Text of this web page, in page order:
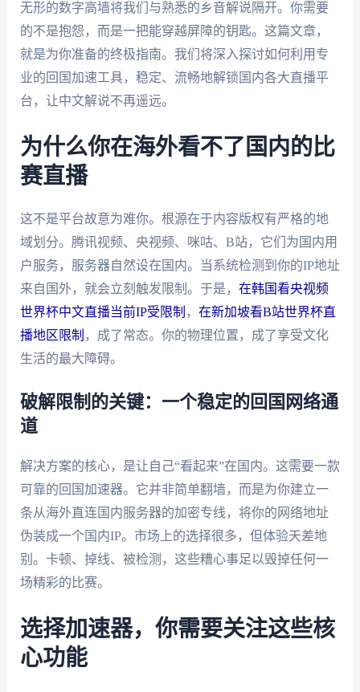
无形的数字高墙将我们与熟悉的乡音解说隔开。你需要
的不是抱怨，而是一把能穿越屏障的钥匙。这篇文章，
就是为你准备的终极指南。我们将深入探讨如何利用专
业的回国加速工具，稳定、流畅地解锁国内各大直播平
台，让中文解说不再遥远。
为什么你在海外看不了国内的比
赛直播
这不是平台故意为难你。根源在于内容版权有严格的地
域划分。腾讯视频、央视频、咪咕、B站，它们为国内用
户服务，服务器自然设在国内。当系统检测到你的IP地址
来自国外，就会立刻触发限制。于是， 在韩国看央视频
世界杯中文直播当前IP受限制 ， 在新加坡看B站世界杯直
播地区限制 ，成了常态。你的物理位置，成了享受文化
生活的最大障碍。
破解限制的关键：一个稳定的回国网络通
道
解决方案的核心，是让自己“看起来”在国内。这需要一款
可靠的回国加速器。它并非简单翻墙，而是为你建立一
条从海外直连国内服务器的加密专线，将你的网络地址
伪装成一个国内IP。市场上的选择很多，但体验天差地
别。卡顿、掉线、被检测，这些糟心事足以毁掉任何一
场精彩的比赛。
选择加速器，你需要关注这些核
心功能